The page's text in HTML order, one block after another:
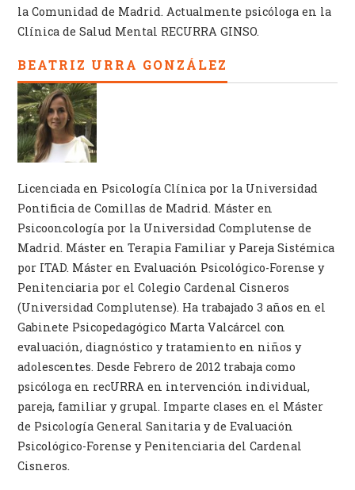
la Comunidad de Madrid. Actualmente psicóloga en la
Clínica de Salud Mental RECURRA GINSO.
BEATRIZ URRA GONZÁLEZ
Licenciada en Psicología Clínica por la Universidad
Pontificia de Comillas de Madrid. Máster en
Psicooncología por la Universidad Complutense de
Madrid. Máster en Terapia Familiar y Pareja Sistémica
por ITAD. Máster en Evaluación Psicológico-Forense y
Penitenciaria por el Colegio Cardenal Cisneros
(Universidad Complutense). Ha trabajado 3 años en el
Gabinete Psicopedagógico Marta Valcárcel con
evaluación, diagnóstico y tratamiento en niños y
adolescentes. Desde Febrero de 2012 trabaja como
psicóloga en recURRA en intervención individual,
pareja, familiar y grupal. Imparte clases en el Máster
de Psicología General Sanitaria y de Evaluación
Psicológico-Forense y Penitenciaria del Cardenal
Cisneros.